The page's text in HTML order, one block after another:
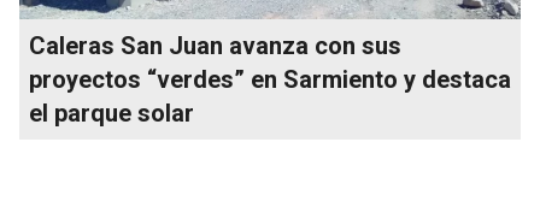
Caleras San Juan avanza con sus
proyectos “verdes” en Sarmiento y destaca
el parque solar